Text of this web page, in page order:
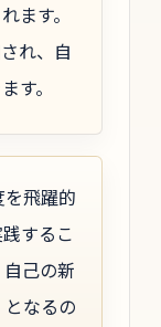
ます。
れ、自
す。
飛躍的
するこ
己の新
なるの